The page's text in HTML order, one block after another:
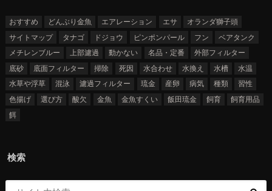
おすすめ どんぶり金魚 エアレーション エサ
オランダ獅子頭
サイトマップ
タナゴ ドジョウ ピンポンパール フン
ベアタンク
メチレンブルー
上部濾過 動かない 名品・定番
外部フィルター
底砂
底面フィルター 掃除 死因 水合わせ 水換え 水槽
水温
水草や浮草
混泳 濾過フィルター 琉金 産卵 病気 種類
習性
色揚げ
選び方 酸欠 金魚 金魚すくい 飯田琉金 飼育
飼育用品
餌
検索